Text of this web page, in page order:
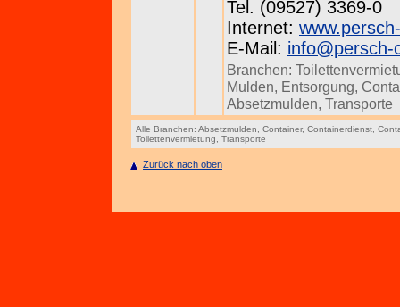
Tel. (09527) 3369-0
Internet:
E-Mail: info@persch-
Branchen:
Mulden Entsorgung
Absetzmulden Transporte
Alle Branchen: Absetzmulden Container, Containerdienst
Toilettenvermietung
Transporte
Zurück nach oben